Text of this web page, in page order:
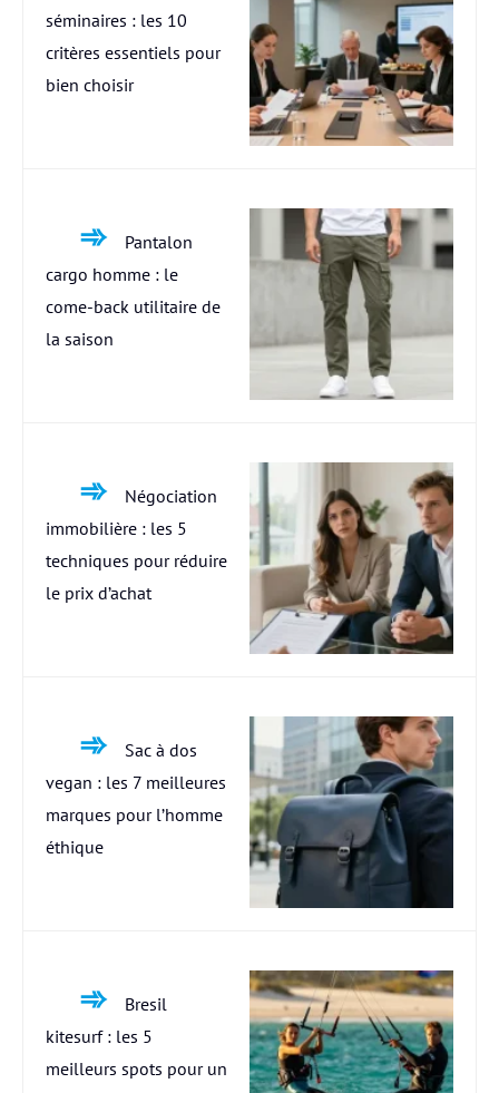
séminaires : les 10
critères essentiels pour
bien choisir
Pantalon
cargo homme : le
come-back utilitaire de
la saison
Négociation
immobilière : les 5
techniques pour réduire
le prix d’achat
Sac à dos
vegan : les 7 meilleures
marques pour l’homme
éthique
Bresil
kitesurf : les 5
meilleurs spots pour un